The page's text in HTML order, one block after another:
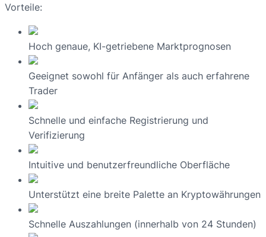
Vorteile:
Hoch genaue, KI-getriebene Marktprognosen
Geeignet sowohl für Anfänger als auch erfahrene
Trader
Schnelle und einfache Registrierung und
Verifizierung
Intuitive und benutzerfreundliche Oberfläche
Unterstützt eine breite Palette an Kryptowährungen
Schnelle Auszahlungen (innerhalb von 24 Stunden)